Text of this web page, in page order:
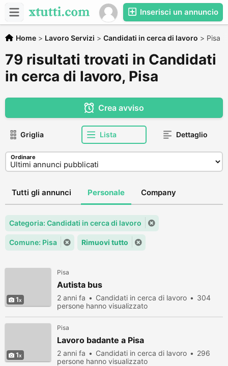
Inserisci un annuncio
Home > Lavoro Servizi > Candidati in cerca di lavoro > Pisa
79 risultati trovati in Candidati
in cerca di lavoro, Pisa
Crea avviso
Griglia Lista Dettaglio
Ordinare
Tutti gli annunci Personale Company
Categoria: Candidati in cerca di lavoro
Comune: Pisa Rimuovi tutto
1
Pisa
Autista bus
2 anni fa Candidati in cerca di lavoro
304
persone hanno visualizzato
1
Pisa
Lavoro badante a Pisa
2 anni fa Candidati in cerca di lavoro
296
persone hanno visualizzato